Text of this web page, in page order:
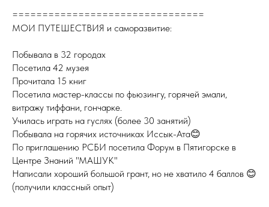
================================
МОИ ПУТЕШЕСТВИЯ и саморазвитие:
Побывала в 32 городах
Посетила 42 музея
Прочитала 15 книг
Посетила мастер-классы по фьюзингу, горячей эмали,
витражу тиффани, гончарке.
Училась играть на гуслях (более 30 занятий)
Побывала на горячих источниках Иссык-Ата😊
По приглашению РСБИ посетила Форум в Пятигорске в
Центре Знаний "МАШУК"
Написали хороший большой грант, но не хватило 4 баллов 😊
(получили классный опыт)